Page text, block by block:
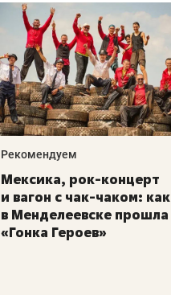
Рекомендуем
Мексика, рок-концерт
и вагон с чак-чаком: как
в Менделеевске прошла
«Гонка Героев»